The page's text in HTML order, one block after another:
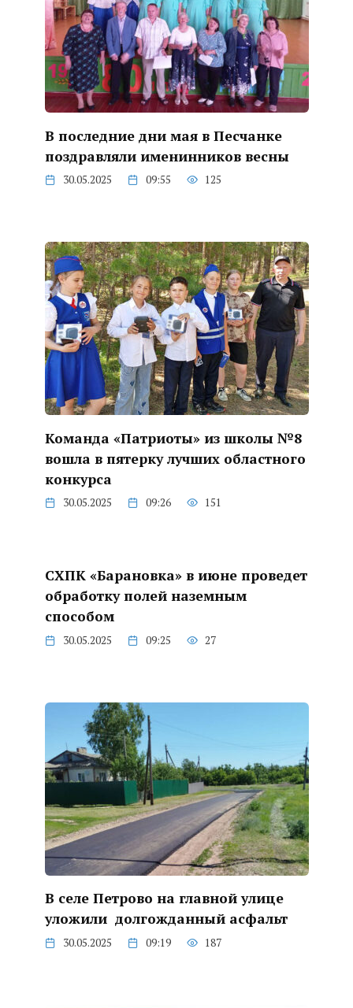
В последние дни мая в Песчанке
поздравляли именинников весны
30.05.2025 09:55 125
Команда «Патриоты» из школы №8
вошла в пятерку лучших областного
конкурса
30.05.2025 09:26 151
СХПК «Барановка» в июне проведет
обработку полей наземным
способом
30.05.2025 09:25 27
В селе Петрово на главной улице
уложили долгожданный асфальт
30.05.2025 09:19 187